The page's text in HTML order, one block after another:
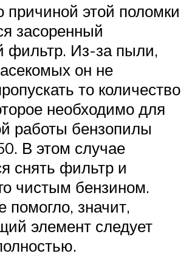
причиной этой поломки
засоренный
фильтр. Из-за пыли,
он не
то количество
необходимо для
работы бензопилы
В этом случае
снять фильтр и
чистым бензином.
помогло, значит,
элемент следует